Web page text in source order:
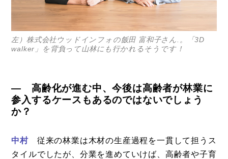
左）株式会社ウッドインフォの飯田 富和子さん.。「3D
walker」を背負って山林にも行かれるそうです！
― 高齢化が進む中、今後は高齢者が林業に
参入するケースもあるのではないでしょう
か？
中村 従来の林業は木材の生産過程を一貫して担うス
タイルでしたが、分業を進めていけば、高齢者や子育